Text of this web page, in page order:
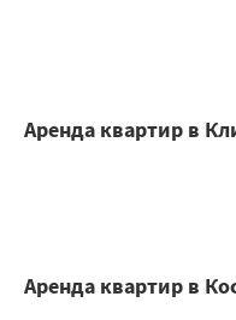
Аренда квартир в
Аренда квартир в